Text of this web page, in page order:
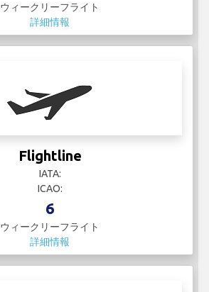
ウィークリーフライト
詳細情報
Flightline
IATA:
ICAO:
6
ウィークリーフライト
詳細情報